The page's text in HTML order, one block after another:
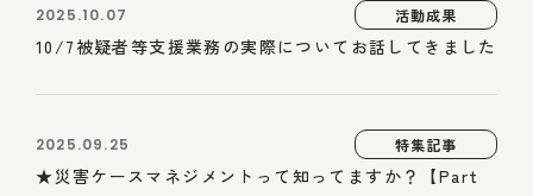
2025.10.07 活動成果
10/7被疑者等支援業務の実際についてお話してきました
2025.09.25 特集記事
★災害ケースマネジメントって知ってますか？【Part